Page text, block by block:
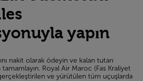
yapın
nakit olarak ödeyin ve kalan tutarı
Royal Air Maroc (Fas Kraliyet
ve yürütülen tüm uçuşlarda